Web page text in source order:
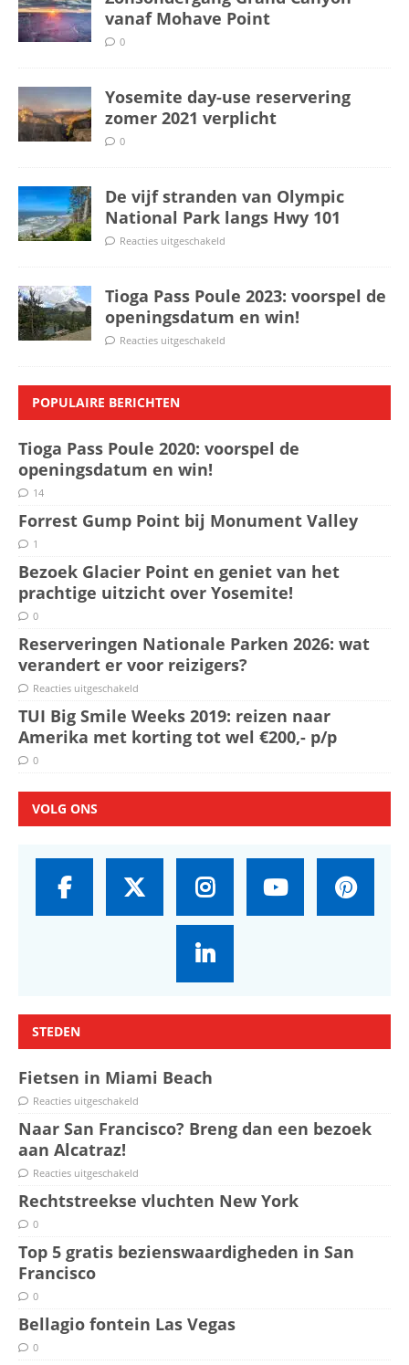
vanaf Mohave Point
0
Yosemite day-use reservering
zomer 2021 verplicht
0
De vijf stranden van Olympic
National Park langs Hwy 101
Reacties uitgeschakeld
Tioga Pass Poule 2023: voorspel de
openingsdatum en win!
Reacties uitgeschakeld
POPULAIRE BERICHTEN
Tioga Pass Poule 2020: voorspel de
openingsdatum en win!
14
Forrest Gump Point bij Monument Valley
1
Bezoek Glacier Point en geniet van het
prachtige uitzicht over Yosemite!
0
Reserveringen Nationale Parken 2026: wat
verandert er voor reizigers?
Reacties uitgeschakeld
TUI Big Smile Weeks 2019: reizen naar
Amerika met korting tot wel €200,- p/p
0
VOLG ONS
STEDEN
Fietsen in Miami Beach
Reacties uitgeschakeld
Naar San Francisco? Breng dan een bezoek
aan Alcatraz!
Reacties uitgeschakeld
Rechtstreekse vluchten New York
0
Top 5 gratis bezienswaardigheden in San
Francisco
0
Bellagio fontein Las Vegas
0